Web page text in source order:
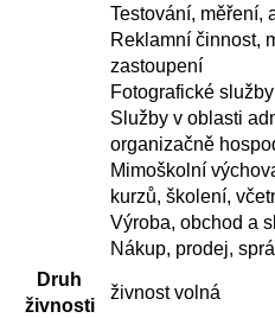
Testování, měření,
Reklamní činnost,
zastoupení
Fotografické služby
Služby v oblasti
organizačně
Mimoškolní
kurzů, školení,
Výroba, obchod a
Nákup, prodej,
Druh
živnosti
živnost volná